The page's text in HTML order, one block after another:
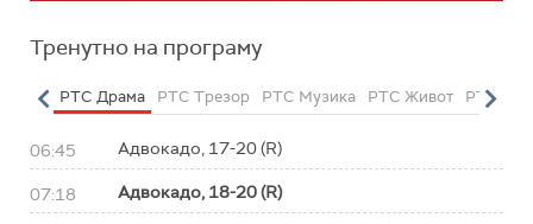
Тренутно на програму
РТС Драма РТС Трезор РТС Музика РТС Живот РТС
06:45 Адвокадо, 17-20 (R)
07:18 Адвокадо, 18-20 (R)